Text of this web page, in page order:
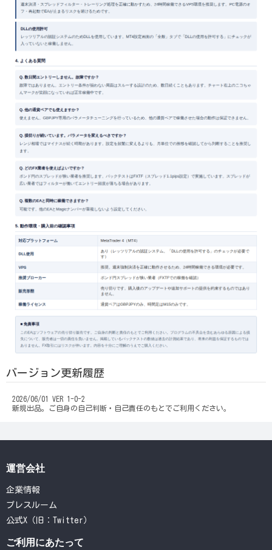
バージョン更新履歴
2026/06/01 VER 1-0-2
新規出品。ご自身の自己判断・自己責任のもとでご利用ください。
運営会社
企業情報
プレスルーム
公式X（旧：Twitter）
ご利用にあたって